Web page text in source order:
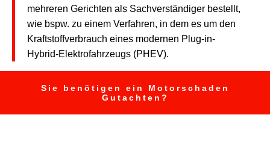
mehreren Gerichten als Sachverständiger bestellt,
wie bspw. zu einem Verfahren, in dem es um den
Kraftstoffverbrauch eines modernen Plug-in-
Hybrid-Elektrofahrzeugs (PHEV).
Sie benötigen ein Motorschaden
Gutachten?